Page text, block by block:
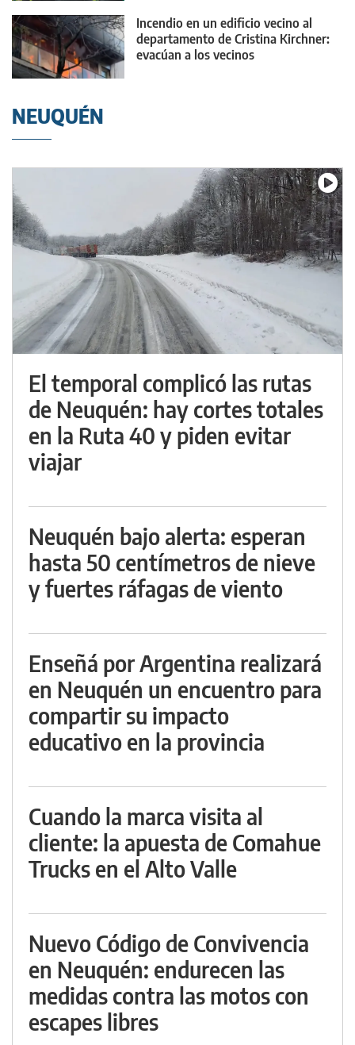
Incendio en un edificio vecino al
departamento de Cristina Kirchner:
evacúan a los vecinos
NEUQUÉN
El temporal complicó las rutas
de Neuquén: hay cortes totales
en la Ruta 40 y piden evitar
viajar
Neuquén bajo alerta: esperan
hasta 50 centímetros de nieve
y fuertes ráfagas de viento
Enseñá por Argentina realizará
en Neuquén un encuentro para
compartir su impacto
educativo en la provincia
Cuando la marca visita al
cliente: la apuesta de Comahue
Trucks en el Alto Valle
Nuevo Código de Convivencia
en Neuquén: endurecen las
medidas contra las motos con
escapes libres